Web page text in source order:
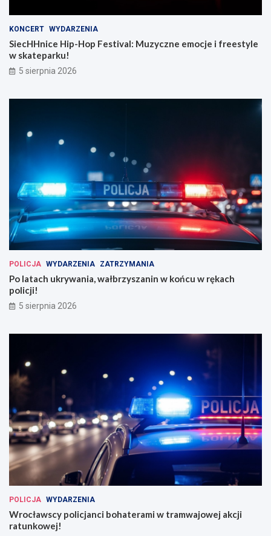
KONCERT WYDARZENIA
SiecHHnice Hip-Hop Festival: Muzyczne emocje i freestyle
w skateparku!
5 sierpnia 2026
POLICJA WYDARZENIA ZATRZYMANIA
Po latach ukrywania, wałbrzyszanin w końcu w rękach
policji!
5 sierpnia 2026
POLICJA WYDARZENIA
Wrocławscy policjanci bohaterami w tramwajowej akcji
ratunkowej!